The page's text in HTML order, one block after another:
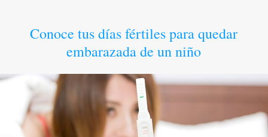
Conoce tus días fértiles para quedar
embarazada de un niño